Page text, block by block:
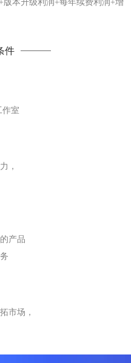
版本升级利润+每年续费利润+增
件
作室
，
产品
市场，